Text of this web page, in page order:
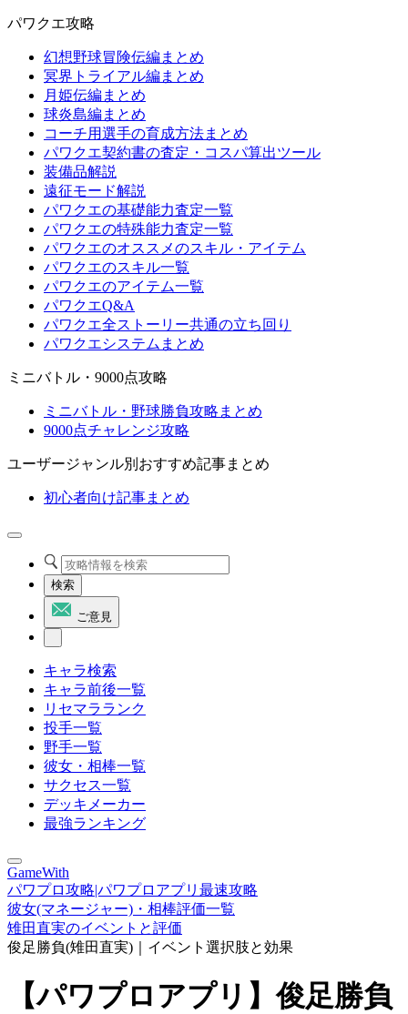
パワクエ攻略
幻想野球冒険伝編まとめ
冥界トライアル編まとめ
月姫伝編まとめ
球炎島編まとめ
コーチ用選手の育成方法まとめ
パワクエ契約書の査定・コスパ算出ツール
装備品解説
遠征モード解説
パワクエの基礎能力査定一覧
パワクエの特殊能力査定一覧
パワクエのオススメのスキル・アイテム
パワクエのスキル一覧
パワクエのアイテム一覧
パワクエQ&A
パワクエ全ストーリー共通の立ち回り
パワクエシステムまとめ
ミニバトル・9000点攻略
ミニバトル・野球勝負攻略まとめ
9000点チャレンジ攻略
ユーザージャンル別おすすめ記事まとめ
初心者向け記事まとめ
検索
ご意見
キャラ検索
キャラ前後一覧
リセマラランク
投手一覧
野手一覧
彼女・相棒一覧
サクセス一覧
デッキメーカー
最強ランキング
GameWith
パワプロ攻略|パワプロアプリ最速攻略
彼女(マネージャー)・相棒評価一覧
雉田直実のイベントと評価
俊足勝負(雉田直実)｜イベント選択肢と効果
【パワプロアプリ】俊足勝負